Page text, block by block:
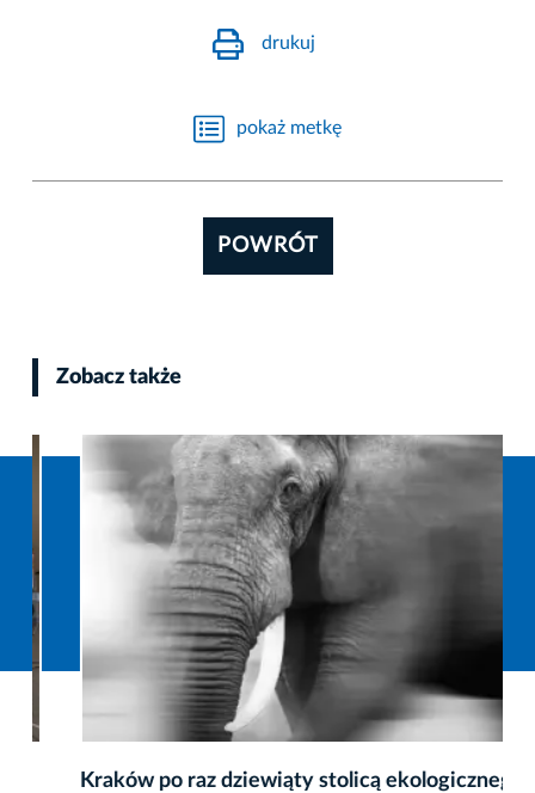
drukuj
pokaż metkę
POWRÓT
Zobacz także
Kraków po raz dziewiąty stolicą ekologicznego